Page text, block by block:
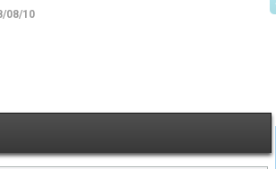
08/10